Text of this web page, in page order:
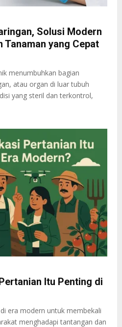
Solusi Modern
Tanaman yang Cepat
menumbuhkan bagian
atau organ di luar tubuh
yang steril dan terkontrol,
Itu Penting di
era modern untuk membekali
menghadapi tantangan dan